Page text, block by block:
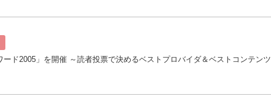
ード2005」を開催 ～読者投票で決めるベストプロバイダ＆ベストコンテンツ